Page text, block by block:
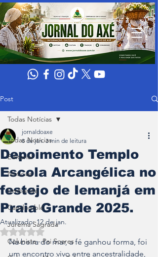
Post
Todas Notícias
Editorial
Noticias
Umbanda
Candomblé
Jurema Sagrada
Colunista - Pai Soares
Todas Notícias
Depoimento Templo
Escola Arcangélica no
festejo de Iemanjá em
Praia Grande 2025.
jornaldoaxe
8 de jan. 3 min de leitura
Atualizado:12 de jan.
Avaliado com NaN de 5 estrelas.
Na beira do mar, a fé ganhou forma, foi
um encontro vivo entre ancestralidade,